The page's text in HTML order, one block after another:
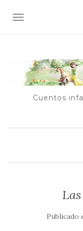
ALTERNAR
Cuentos
Publicado